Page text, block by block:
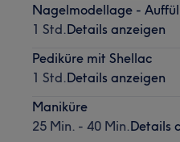
Nagelmodellage -
1 Std.Details anzeigen
Pediküre mit Shellac
1 Std.Details anzeigen
Maniküre
25 Min. - 40 Min.Details